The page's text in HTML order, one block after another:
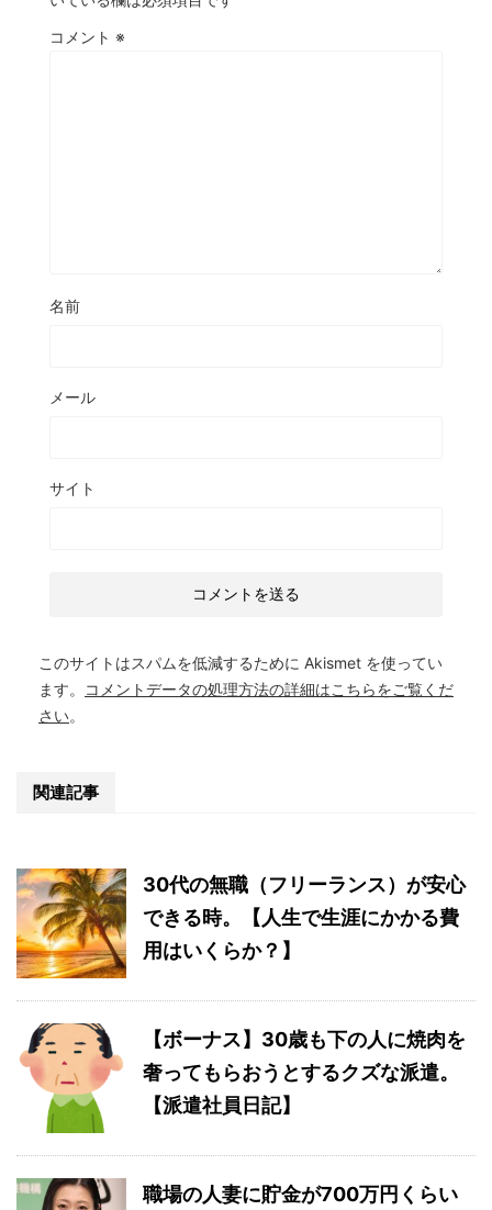
コメント ※
名前
メール
サイト
このサイトはスパムを低減するために Akismet を使ってい
ます。
コメントデータの処理方法の詳細はこちらをご覧くだ
さい。
関連記事
30代の無職（フリーランス）が安心
できる時。【人生で生涯にかかる費
用はいくらか？】
【ボーナス】30歳も下の人に焼肉を
奢ってもらおうとするクズな派遣。
【派遣社員日記】
職場の人妻に貯金が700万円くらい